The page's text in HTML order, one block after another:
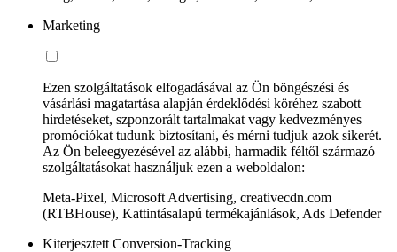
Marketing
Ezen szolgáltatások elfogadásával az Ön böngészési és
vásárlási magatartása alapján érdeklődési köréhez szabott
hirdetéseket, szponzorált tartalmakat vagy kedvezményes
promóciókat tudunk biztosítani, és mérni tudjuk azok sikerét.
Az Ön beleegyezésével az alábbi, harmadik féltől származó
szolgáltatásokat használjuk ezen a weboldalon:
Meta-Pixel, Microsoft Advertising, creativecdn.com
(RTBHouse), Kattintásalapú termékajánlások, Ads Defender
Kiterjesztett Conversion-Tracking